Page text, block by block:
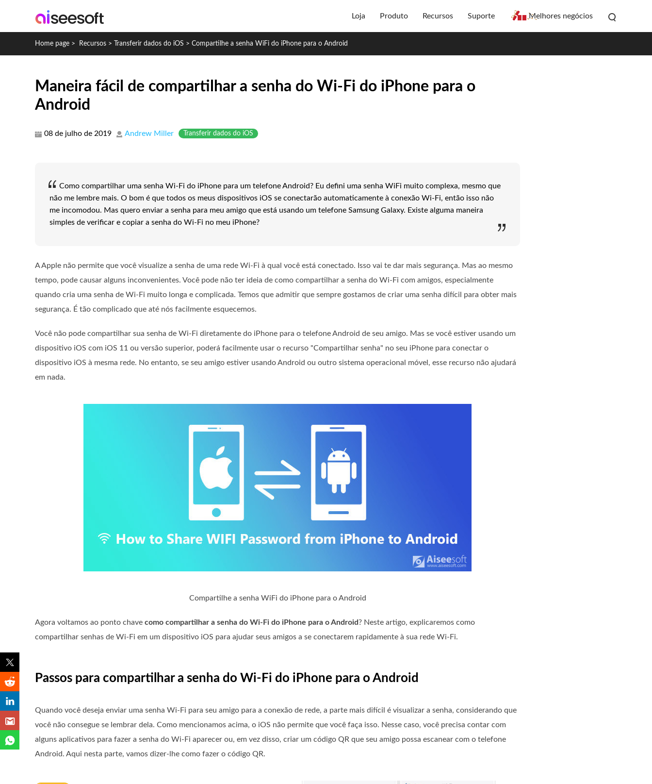
Loja Produto Recursos Suporte Melhores negócios
Home page > Recursos > Transferir dados do iOS > Compartilhe a senha WiFi do iPhone para o Android
Maneira fácil de compartilhar a senha do Wi-Fi do iPhone para o
Android
08 de julho de 2019 Andrew Miller Transferir dados do iOS
Como compartilhar uma senha Wi-Fi do iPhone para um telefone Android? Eu defini uma senha WiFi muito complexa, mesmo que
não me lembre mais. O bom é que todos os meus dispositivos iOS se conectarão automaticamente à conexão Wi-Fi, então isso não
me incomodou. Mas quero enviar a senha para meu amigo que está usando um telefone Samsung Galaxy. Existe alguma maneira
simples de verificar e copiar a senha do Wi-Fi no meu iPhone?
A Apple não permite que você visualize a senha de uma rede Wi-Fi à qual você está conectado. Isso vai te dar mais segurança. Mas ao mesmo
tempo, pode causar alguns inconvenientes. Você pode não ter ideia de como compartilhar a senha do Wi-Fi com amigos, especialmente
quando cria uma senha de Wi-Fi muito longa e complicada. Temos que admitir que sempre gostamos de criar uma senha difícil para obter mais
segurança. É tão complicado que até nós facilmente esquecemos.
Você não pode compartilhar sua senha de Wi-Fi diretamente do iPhone para o telefone Android de seu amigo. Mas se você estiver usando um
dispositivo iOS com iOS 11 ou versão superior, poderá facilmente usar o recurso "Compartilhar senha" no seu iPhone para conectar o
dispositivo iOS à mesma rede. No entanto, se seu amigo estiver usando Android ou outro sistema operacional móvel, esse recurso não ajudará
em nada.
Compartilhe a senha WiFi do iPhone para o Android
Agora voltamos ao ponto chave como compartilhar a senha do Wi-Fi do iPhone para o Android ? Neste artigo, explicaremos como
compartilhar senhas de Wi-Fi em um dispositivo iOS para ajudar seus amigos a se conectarem rapidamente à sua rede Wi-Fi.
Passos para compartilhar a senha do Wi-Fi do iPhone para o Android
Quando você deseja enviar uma senha Wi-Fi para seu amigo para a conexão de rede, a parte mais difícil é visualizar a senha, considerando que
você não consegue se lembrar dela. Como mencionamos acima, o iOS não permite que você faça isso. Nesse caso, você precisa contar com
alguns aplicativos para fazer a senha do Wi-Fi aparecer ou, em vez disso, criar um código QR que seu amigo possa escanear com o telefone
Android. Aqui nesta parte, vamos dizer-lhe como fazer o código QR.